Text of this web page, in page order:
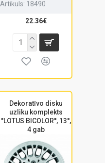
Artikuls: 18490
22.36€
Dekoratīvo disku
uzliku komplekts
"LOTUS BICOLOR'', 13'',
4 gab